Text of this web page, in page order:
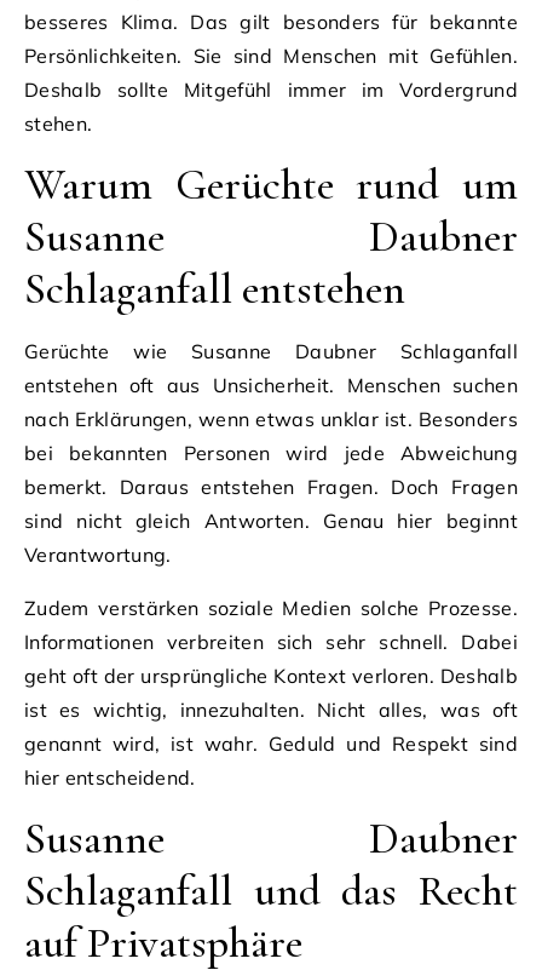
besseres Klima. Das gilt besonders für bekannte
Persönlichkeiten. Sie sind Menschen mit Gefühlen.
Deshalb sollte Mitgefühl immer im Vordergrund
stehen.
Warum Gerüchte rund um
Susanne Daubner
Schlaganfall entstehen
Gerüchte wie Susanne Daubner Schlaganfall
entstehen oft aus Unsicherheit. Menschen suchen
nach Erklärungen, wenn etwas unklar ist. Besonders
bei bekannten Personen wird jede Abweichung
bemerkt. Daraus entstehen Fragen. Doch Fragen
sind nicht gleich Antworten. Genau hier beginnt
Verantwortung.
Zudem verstärken soziale Medien solche Prozesse.
Informationen verbreiten sich sehr schnell. Dabei
geht oft der ursprüngliche Kontext verloren. Deshalb
ist es wichtig, innezuhalten. Nicht alles, was oft
genannt wird, ist wahr. Geduld und Respekt sind
hier entscheidend.
Susanne Daubner
Schlaganfall und das Recht
auf Privatsphäre